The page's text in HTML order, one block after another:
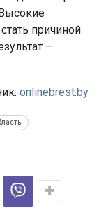
причиной
–
onlinebrest.by